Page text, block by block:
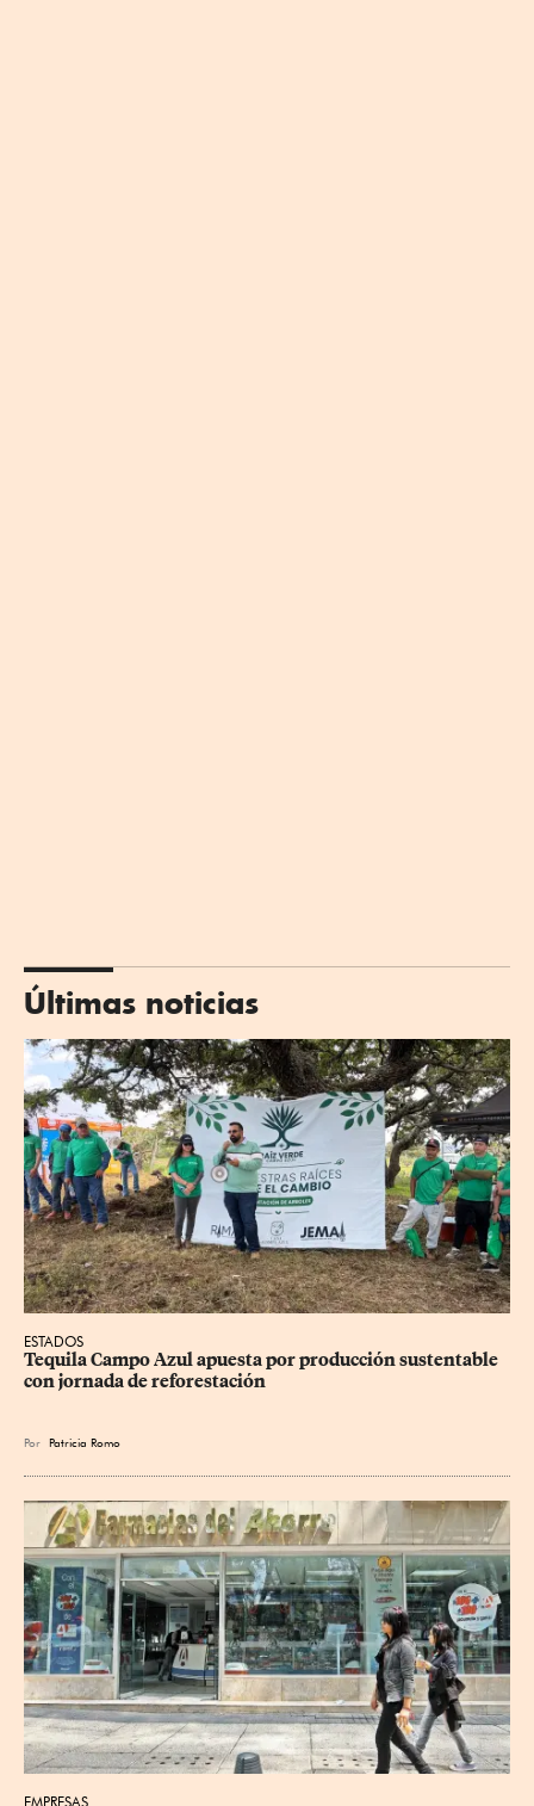
Últimas noticias
ESTADOS
Tequila Campo Azul apuesta por producción sustentable
con jornada de reforestación
Por Patricia Romo
EMPRESAS